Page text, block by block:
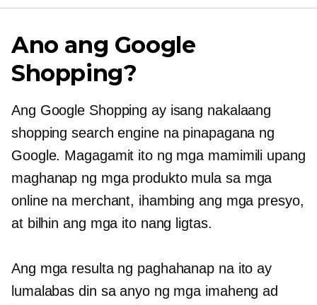
Ano ang Google
Shopping?
Ang Google Shopping ay isang nakalaang
shopping search engine na pinapagana ng
Google. Magagamit ito ng mga mamimili upang
maghanap ng mga produkto mula sa mga
online na merchant, ihambing ang mga presyo,
at bilhin ang mga ito nang ligtas.
Ang mga resulta ng paghahanap na ito ay
lumalabas din sa anyo ng mga imaheng ad